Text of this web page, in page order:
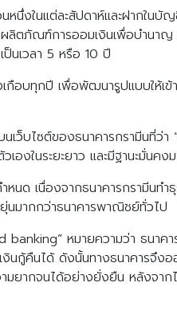
หนึ่งในแต่ละสัปดาห์และฝากใน
ลิตภัณฑ์การออมเงินเพื่อบำนา
นเวลา 5 หรือ 10 ปี
งเกือบทุกปี เพื่อพัฒนารูปแบบให้
ว็บไซต์ของธนาคารกรามีนที่ว่า
งในระยะยาว และมีฐานะมั่นคง
หนด เนื่องจากธนาคารกรามีนท
นมากกว่าธนาคารพาณิชย์ทั่วไป
หมายความว่า ธนาคา
งินกู้คืนได้ ดังนั้นทางธนาคารจึง
ยากจนได้อย่างยั่งยืน หลังจาก